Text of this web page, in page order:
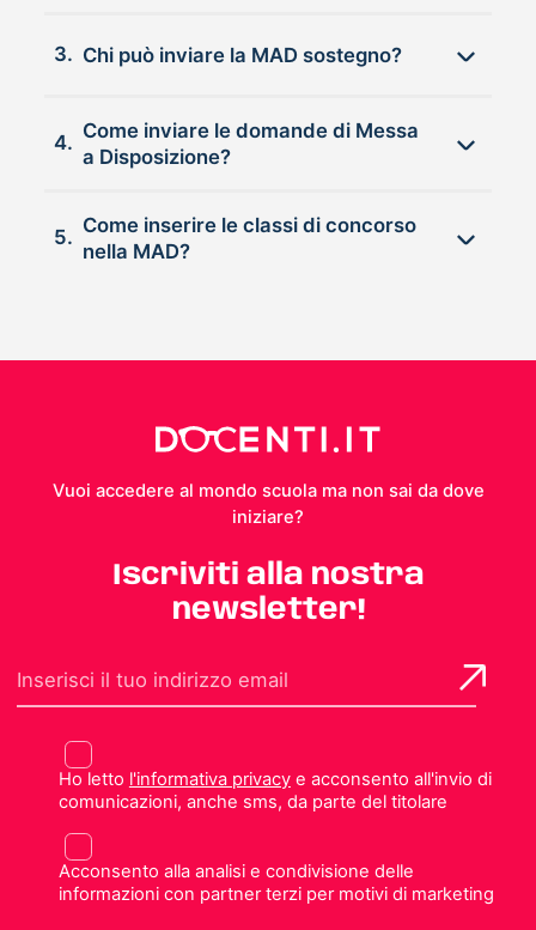
3. Chi può inviare la MAD sostegno?
4.
Come inviare le domande di Messa
a Disposizione?
5.
Come inserire le classi di concorso
nella MAD?
Vuoi accedere al mondo scuola ma non sai da dove
iniziare?
Iscriviti alla nostra
newsletter!
Ho letto l'informativa privacye acconsento all'invio di
comunicazioni, anche sms, da parte del titolare
Acconsento alla analisi e condivisione delle
informazioni con partner terzi per motivi di marketing